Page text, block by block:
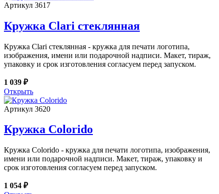
Артикул 3617
Кружка Clari стеклянная
Кружка Clari стеклянная - кружка для печати логотипа,
изображения, имени или подарочной надписи. Макет, тираж,
упаковку и срок изготовления согласуем перед запуском.
1 039 ₽
Открыть
Артикул 3620
Кружка Colorido
Кружка Colorido - кружка для печати логотипа, изображения,
имени или подарочной надписи. Макет, тираж, упаковку и
срок изготовления согласуем перед запуском.
1 054 ₽